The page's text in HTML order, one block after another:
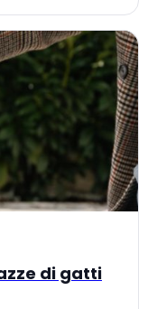
di gatti